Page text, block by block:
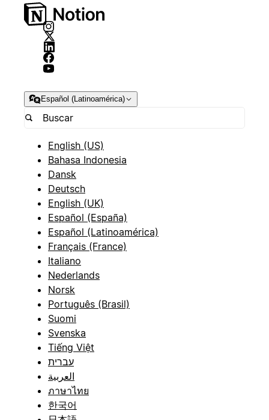
Español (Latinoamérica)
English (US)
Bahasa Indonesia
Dansk
Deutsch
English (UK)
Español (España)
Español (Latinoamérica)
Français (France)
Italiano
Nederlands
Norsk
Português (Brasil)
Suomi
Svenska
Tiếng Việt
עברית
العربية
ภาษาไทย
한국어